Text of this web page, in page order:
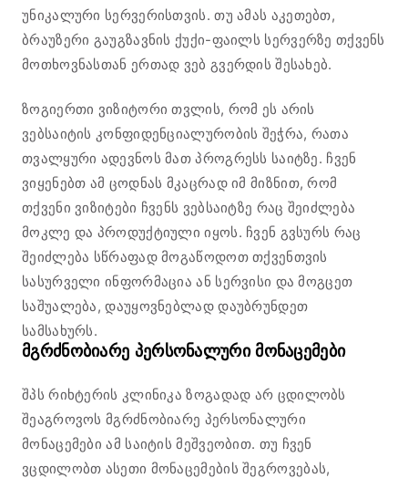
უნიკალური სერვერისთვის. თუ ამას აკეთებთ,
ბრაუზერი გაუგზავნის ქუქი-ფაილს სერვერზე თქვენს
მოთხოვნასთან ერთად ვებ გვერდის შესახებ.
ზოგიერთი ვიზიტორი თვლის, რომ ეს არის
ვებსაიტის კონფიდენციალურობის შეჭრა, რათა
თვალყური ადევნოს მათ პროგრესს საიტზე. ჩვენ
ვიყენებთ ამ ცოდნას მკაცრად იმ მიზნით, რომ
თქვენი ვიზიტები ჩვენს ვებსაიტზე რაც შეიძლება
მოკლე და პროდუქტიული იყოს. ჩვენ გვსურს რაც
შეიძლება სწრაფად მოგაწოდოთ თქვენთვის
სასურველი ინფორმაცია ან სერვისი და მოგცეთ
საშუალება, დაუყოვნებლად დაუბრუნდეთ
სამსახურს.
მგრძნობიარე პერსონალური მონაცემები
შპს რიხტერის კლინიკა ზოგადად არ ცდილობს
შეაგროვოს მგრძნობიარე პერსონალური
მონაცემები ამ საიტის მეშვეობით. თუ ჩვენ
ვცდილობთ ასეთი მონაცემების შეგროვებას,